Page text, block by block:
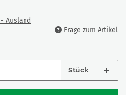
- Ausland
Frage zum Artikel
Stück